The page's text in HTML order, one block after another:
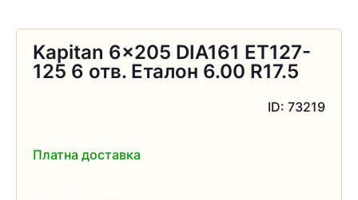
Kapitan 6×205 DIA161 ET127-
125 6 отв. Еталон 6.00 R17.5
ID: 73219
Платна доставка